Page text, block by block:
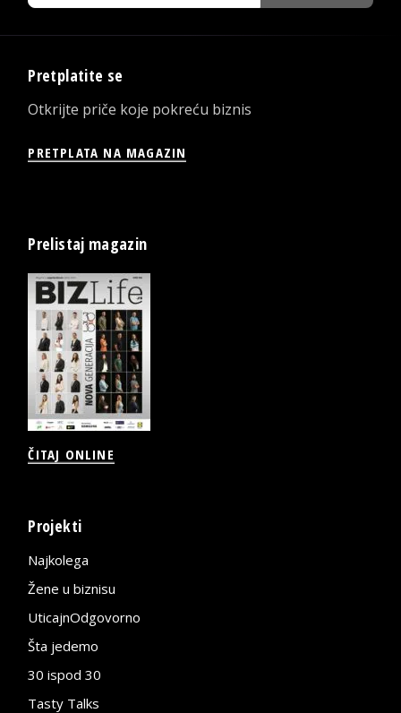
Pretplatite se
Otkrijte priče koje pokreću biznis
PRETPLATA NA MAGAZIN
Prelistaj magazin
ČITAJ ONLINE
Projekti
Najkolega
Žene u biznisu
UticajnOdgovorno
Šta jedemo
30 ispod 30
Tasty Talks